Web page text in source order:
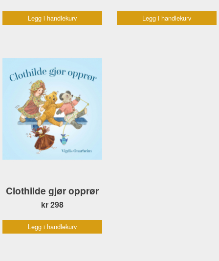
Legg i handlekurv Legg i handlekurv
Clothilde gjør opprør
kr 298
Legg i handlekurv